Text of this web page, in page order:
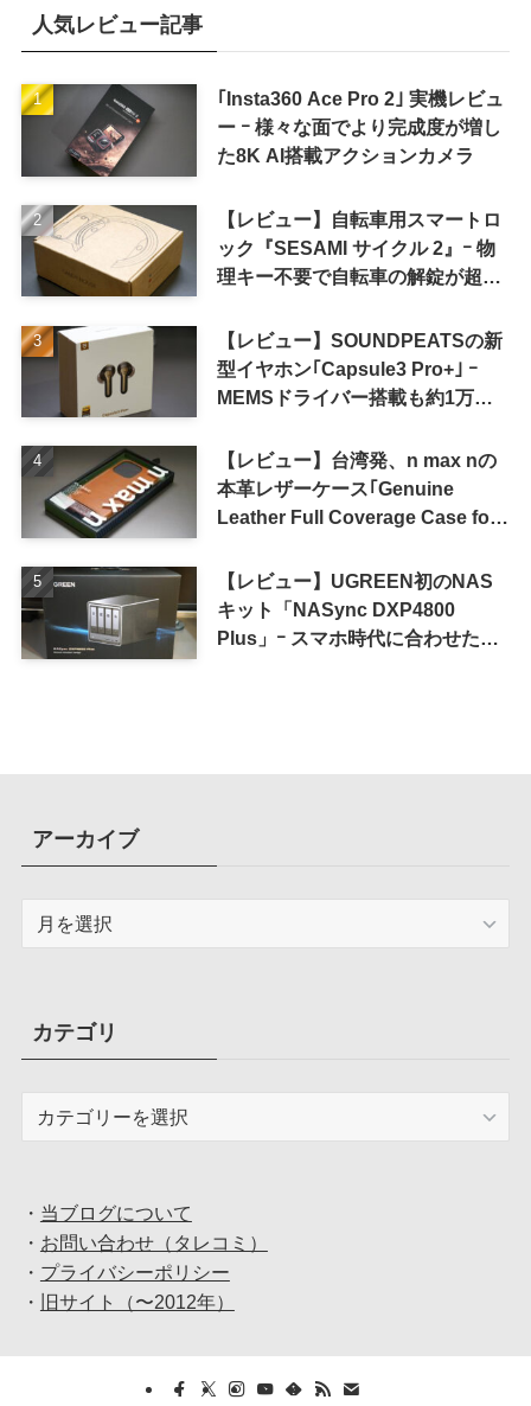
人気レビュー記事
｢Insta360 Ace Pro 2｣ 実機レビュ
ー ｰ 様々な面でより完成度が増し
た8K AI搭載アクションカメラ
【レビュー】自転車用スマートロ
ック『SESAMI サイクル 2』ｰ 物
理キー不要で自転車の解錠が超簡
【レビュー】SOUNDPEATSの新
型イヤホン｢Capsule3 Pro+｣ ｰ
MEMSドライバー搭載も約1万円
【レビュー】台湾発、n max nの
本革レザーケース｢Genuine
Leather Full Coverage Case for
【レビュー】UGREEN初のNAS
キット「NASync DXP4800
Plus」ｰ スマホ時代に合わせた設
アーカイブ
ブカテゴリ
・ 当ブログについて
・ お問い合わせ（タレコミ）
・ プライバシーポリシー
・
旧サイト（〜2012年）